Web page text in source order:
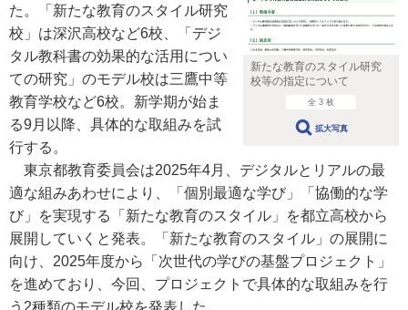
新たな教育のスタイル研究
校等の指定について
全 3 枚
拡大写真
た。「新たな教育のスタイル研究
校」は深沢高校など6校、「デジ
タル教科書の効果的な活用につい
ての研究」のモデル校は三鷹中等
教育学校など6校。新学期が始ま
る9月以降、具体的な取組みを試
行する。
東京都教育委員会は2025年4月、デジタルとリアルの最
適な組みあわせにより、「個別最適な学び」「協働的な学
び」を実現する「新たな教育のスタイル」を都立高校から
展開していくと発表。「新たな教育のスタイル」の展開に
向け、2025年度から「次世代の学びの基盤プロジェクト」
を進めており、今回、プロジェクトで具体的な取組みを行
う2種類のモデル校を発表した。